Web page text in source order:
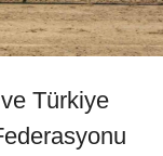
Türkiye